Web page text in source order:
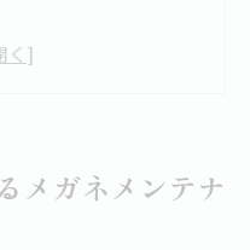
店のメンテナンス体
メンテナンスの違い
と定期点検の重要
メガネメンテナ